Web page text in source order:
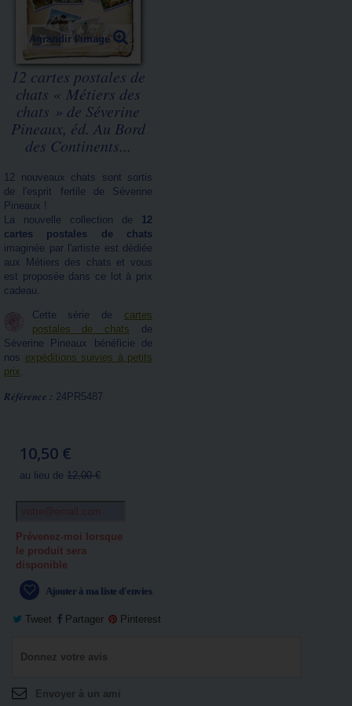
Agrandir l'image
12 cartes postales de
chats « Métiers des
chats » de Séverine
Pineaux, éd. Au Bord
des Continents...
12 nouveaux chats sont sortis
de l'esprit fertile de Séverine
Pineaux !
La nouvelle collection de 12
cartes postales de chats
imaginée par l'artiste est dédiée
aux Métiers des chats et vous
est proposée dans ce lot à prix
cadeau.
Cette série de cartes
postales de chats de
Séverine Pineaux bénéficie de
nos expéditions suivies à petits
prix.
Référence : 24PR5487
10,50 €
au lieu de 12,00 €
Prévenez-moi lorsque
le produit sera
disponible
Ajouter à ma liste d'envies
Tweet Partager Pinterest
Donnez votre avis
Envoyer à un ami